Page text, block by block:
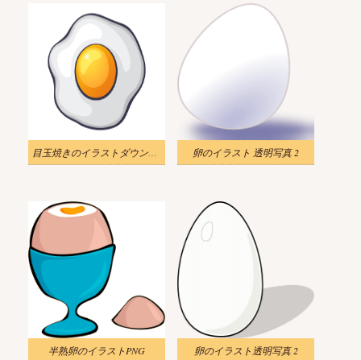
目玉焼きのイラストダウンロード 卵のイラスト 透明写真 2
半熟卵のイラストPNG 卵のイラスト透明写真 2